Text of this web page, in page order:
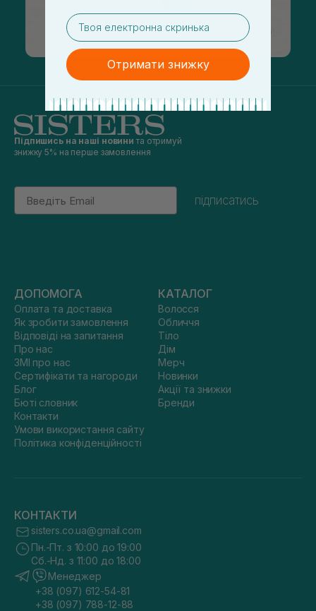
Підпишись на наші новини та отримуй
знижку 5% на перше замовлення
Email
підписатись
ДОПОМОГА
Оплата та доставка
Як зробити замовлення
Відповіді на запитання
Про нас
ЗМІ про нас
Сертифікати та нагороди
Блог
Бюті словник
Контакти
Умови використання сайту
Політика конфіденційності
КАТАЛОГ
Волосся
Обличчя
Тіло
Дім
Мерч
Новинки
Акції та знижки
Бренди
КОНТАКТИ
sisters.co.ua@gmail.com
Пн.-Пт. з 10:00 до 19:00
Сб.-Нд. з 11:00 до 18:00
Менеджер
+38 (097) 612-54-81
+38 (097) 788-12-88
email
Отримати знижку